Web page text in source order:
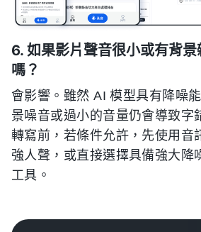
6. 如果影片聲音很小或有背
嗎？
會影響。雖然 AI 模型具有降噪
景噪音或過小的音量仍會導致字
轉寫前，若條件允許，先使用音
強人聲，或直接選擇具備強大降
工具。